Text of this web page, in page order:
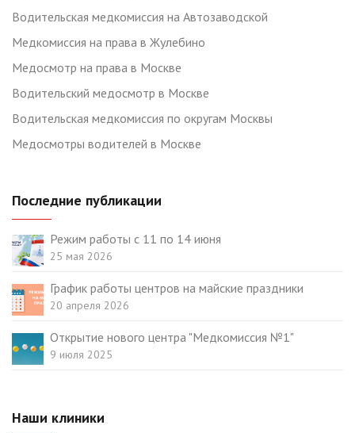
Водительская медкомиссия на Автозаводской
Медкомиссия на права в Жулебино
Медосмотр на права в Москве
Водительский медосмотр в Москве
Водительская медкомиссия по округам Москвы
Медосмотры водителей в Москве
Последние публикации
Режим работы с 11 по 14 июня
25 мая 2026
График работы центров на майские праздники
20 апреля 2026
Открытие нового центра "Медкомиссия №1"
9 июля 2025
Наши клиники